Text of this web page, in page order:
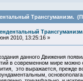
Трансгуманизм.
2010, 13:25:16 »
данного Движения
в современном мире можно
это выражается, прежде